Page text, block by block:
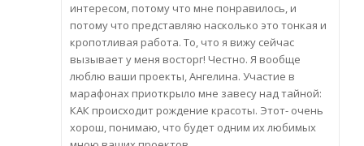
интересом, потому что мне понравилось, и
потому что представляю насколько это тонкая и
кропотливая работа. То, что я вижу сейчас
вызывает у меня восторг! Честно. Я вообще
люблю ваши проекты, Ангелина. Участие в
марафонах приоткрыло мне завесу над тайной:
КАК происходит рождение красоты. Этот- очень
хорош, понимаю, что будет одним их любимых